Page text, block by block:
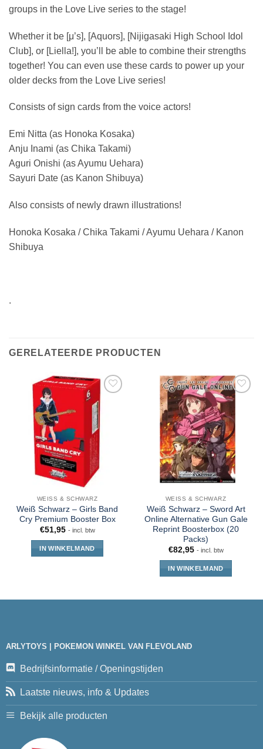
groups in the Love Live series to the stage!
Whether it be [μ’s], [Aquors], [Nijigasaki High School Idol
Club], or [Liella!], you’ll be able to combine their strengths
together! You can even use these cards to power up your
older decks from the Love Live series!
Consists of sign cards from the voice actors!
Emi Nitta (as Honoka Kosaka)
Anju Inami (as Chika Takami)
Aguri Onishi (as Ayumu Uehara)
Sayuri Date (as Kanon Shibuya)
Also consists of newly drawn illustrations!
Honoka Kosaka / Chika Takami / Ayumu Uehara / Kanon
Shibuya
.
GERELATEERDE PRODUCTEN
WEISS & SCHWARZ
Weiß Schwarz – Girls Band
Cry Premium Booster Box
€51,95 - incl. btw
IN WINKELMAND
WEISS & SCHWARZ
Weiß Schwarz – Sword Art
Online Alternative Gun Gale
Reprint Boosterbox (20
Packs)
€82,95 - incl. btw
IN WINKELMAND
ARLYTOYS | POKEMON WINKEL VAN FLEVOLAND
Bedrijfsinformatie / Openingstijden
Laatste nieuws, info & Updates
Bekijk alle producten